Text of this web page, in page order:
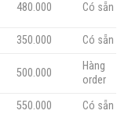
480.000 Có sẵn
350.000 Có sẵn
500.000
Hàng
order
550.000
Có sẵn